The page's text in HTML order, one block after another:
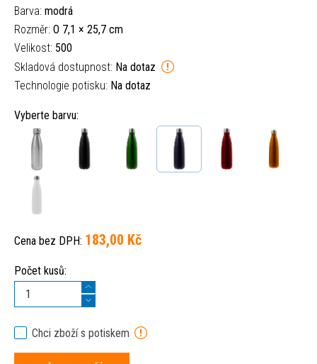
Barva: modrá
Rozměr: O 7,1 × 25,7 cm
Velikost: 500
Skladová dostupnost: Na dotaz
Technologie potisku: Na dotaz
Vyberte barvu:
Cena bez DPH: 183,00 Kč
Počet kusů:
Chci zboží s potiskem